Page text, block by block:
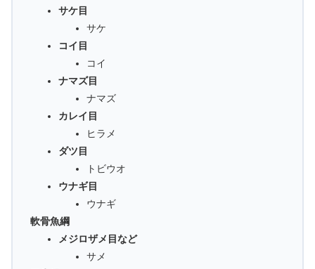
サケ目
サケ
コイ目
コイ
ナマズ目
ナマズ
カレイ目
ヒラメ
ダツ目
トビウオ
ウナギ目
ウナギ
軟骨魚綱
メジロザメ目など
サメ